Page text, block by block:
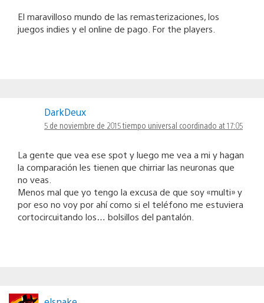
El maravilloso mundo de las remasterizaciones, los
juegos indies y el online de pago. For the players.
DarkDeux
5 de noviembre de 2015 tiempo universal coordinado at 17:05
La gente que vea ese spot y luego me vea a mi y hagan
la comparación les tienen que chirriar las neuronas que
no veas.
Menos mal que yo tengo la excusa de que soy «multi» y
por eso no voy por ahí como si el teléfono me estuviera
cortocircuitando los… bolsillos del pantalón.